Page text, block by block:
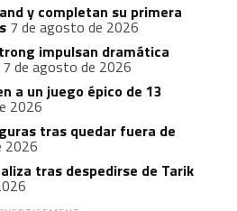
y completan su primera
7 de agosto de 2026
impulsan dramática
7 de agosto de 2026
a un juego épico de 13
2026
tras quedar fuera de
2026
tras despedirse de Tarik